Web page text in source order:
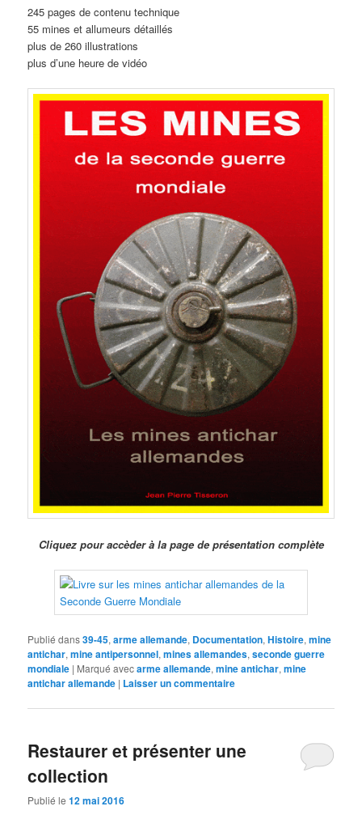
245 pages de contenu technique
55 mines et allumeurs détaillés
plus de 260 illustrations
plus d’une heure de vidéo
Cliquez pour accèder à la page de présentation complète
Publié dans39-45,arme allemande, Documentation,Histoire,mine
antichar,mine antipersonnel,mines allemandes,seconde guerre
mondiale | Marqué avecarme allemande,mine antichar,mine
antichar allemande | Laisser un commentaire
Restaurer et présenter une
collection
Publié le12 mai 2016